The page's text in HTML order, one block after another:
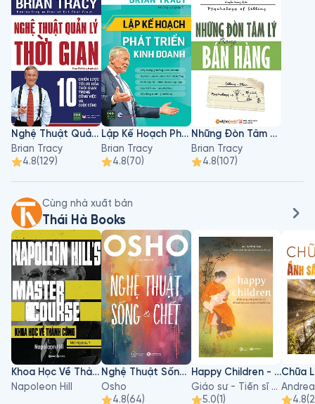
nhánh trải khắp nước Mỹ và 31 nước khác.
Brian Tracy là một tác giả nổi tiếng trên toàn thế giới trong
tất cả các lĩnh vực liên quan đến phát triển bản thân và phát
triển sự nghiệp. Ông đã giữ vị trí của một nhà lãnh đạo hàng
đầu trong suốt nhiều thập kỷ qua. Không có ai biết về mọi
khía cạnh của quy trình bán hàng nhiều hơn ông, và trong
cuốn sách tuyệt vời này, ông đã giải thích lý do tại sao ông là
một người bán hàng tài ba đồng thời là một giáo viên cực kỳ
chuyên nghiệp chuyên dạy một môn nghệ thuật quan trọng
nhất của cuộc sống – nghệ thuật thuyết phục tích cực.
Nghệ Thuật Quản Lý Thời Gian
Brian Tracy
4.8(129)
Lập Kế Hoạch Phát Triển Kinh Doanh
Brian Tracy
4.8(70)
Những Đòn Tâm Lý Trong Bán Hàng
Brian Tracy
4.8(107)
Cùng nhà xuất bản
Thái Hà Books
Khoa Học Về Thành Công
Napoleon Hill
Nghệ Thuật Sống Và Chết
Osho
4.8(64)
Happy Children - Hiểu Về Sự Phát Triển Của Trẻ Để Nuôi Dạy Con An Lạc Và Hạnh Phúc
Giáo sư - Tiến sĩ Hà Vĩnh Thọ
5.0(1)
4.8(